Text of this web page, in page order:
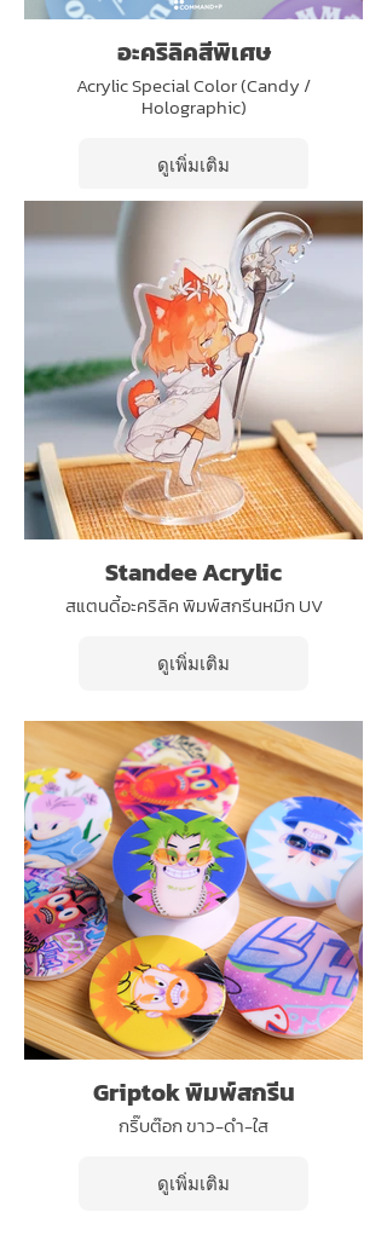
อะคริลิคสีพิเศษ
Acrylic Special Color (Candy /
Holographic)
ดูเพิ่มเติม
Standee Acrylic
สแตนดี้อะคริลิค พิมพ์สกรีนหมึก UV
ดูเพิ่มเติม
Griptok พิมพ์สกรีน
กริ๊บต๊อก ขาว-ดำ-ใส
ดูเพิ่มเติม